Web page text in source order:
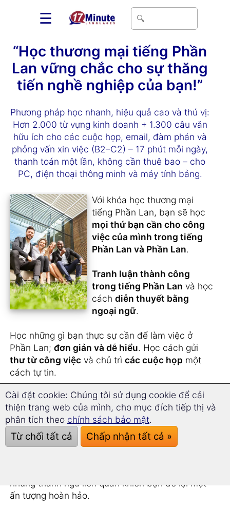
☰
“Học thương mại tiếng Phần
Lan vững chắc cho sự thăng
tiến nghề nghiệp của bạn!”
Phương pháp học nhanh, hiệu quả cao và thú vị:
Hơn 2.000 từ vựng kinh doanh + 1.300 câu văn
hữu ích cho các cuộc họp, email, đàm phán và
phỏng vấn xin việc (B2–C2) – 17 phút mỗi ngày,
thanh toán một lần, không cần thuê bao – cho
PC, điện thoại thông minh và máy tính bảng.
Với khóa học thương mại
tiếng Phần Lan, bạn sẽ học
mọi thứ bạn cần cho công
việc của mình trong tiếng
Phần Lan và Phần Lan.
Tranh luận thành công
trong tiếng Phần Lan và học
cách diễn thuyết bằng
ngoại ngữ.
Học những gì bạn thực sự cần để làm việc ở
Phần Lan; đơn giản và dễ hiểu. Học cách gửi
thư từ công việc và chủ trì các cuộc họp một
cách tự tin.
Thông quaphương pháp học trí nhớ dài hạn
độc nhất, bạn sẽ thoải mái đạt được sự hiểu biết
về từ vựng thương mại tiếng Phần Lan trong thời
gian ngắn nhất.
những thành ngữ liên quan khiến bạn để lại một
ấn tượng hoàn hảo.
Cài đặt cookie: Chúng tôi sử dụng cookie để cải
thiện trang web của mình, cho mục đích tiếp thị và
phân tích theo chính sách bảo mật.
Từ chối tất cả Chấp nhận tất cả »